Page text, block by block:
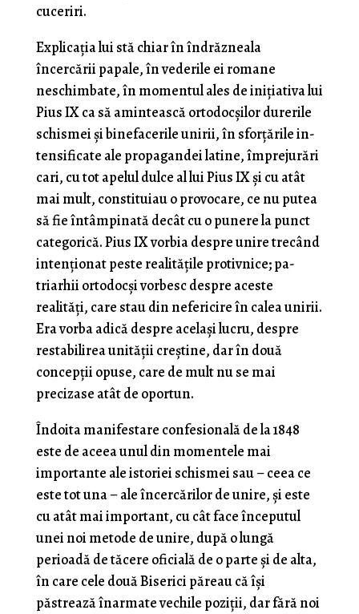
cuceriri.
Explicaţia lui stă chiar în îndrăzneala
încercării pa­pale, în vederile ei romane
neschimbate, în momentul ales de iniţiativa lui
Pius IX ca să amintească ortodocşi­lor durerile
schismei şi binefacerile unirii, în sforţările in­
tensificate ale propagandei latine, împrejurări
cari, cu tot apelul dulce al lui Pius IX şi cu atât
mai mult, consti­tuiau o provocare, ce nu putea
să fie întâmpinată decât cu o punere la punct
categorică. Pius IX vorbia despre unire trecând
intenţionat peste realităţile protivnice; pa­
triarhii ortodocşi vorbesc despre aceste
realităţi, care stau din nefericire în calea unirii.
Era vorba adică despre ace­laşi lucru, despre
restabilirea unităţii creştine, dar în două
concepţii opuse, care de mult nu se mai
precizase atât de oportun.
Îndoita manifestare confesională de la 1848
este de aceea unul din momentele mai
importante ale istoriei schismei sau – ceea ce
este tot una – ale încercărilor de unire, şi este
cu atât mai important, cu cât face începutul
unei noi metode de unire, după o lungă
perioadă de tă­cere oficială de o parte şi de alta,
în care cele două Biserici păreau că îşi
păstrează înarmate vechile poziţii, dar fără noi